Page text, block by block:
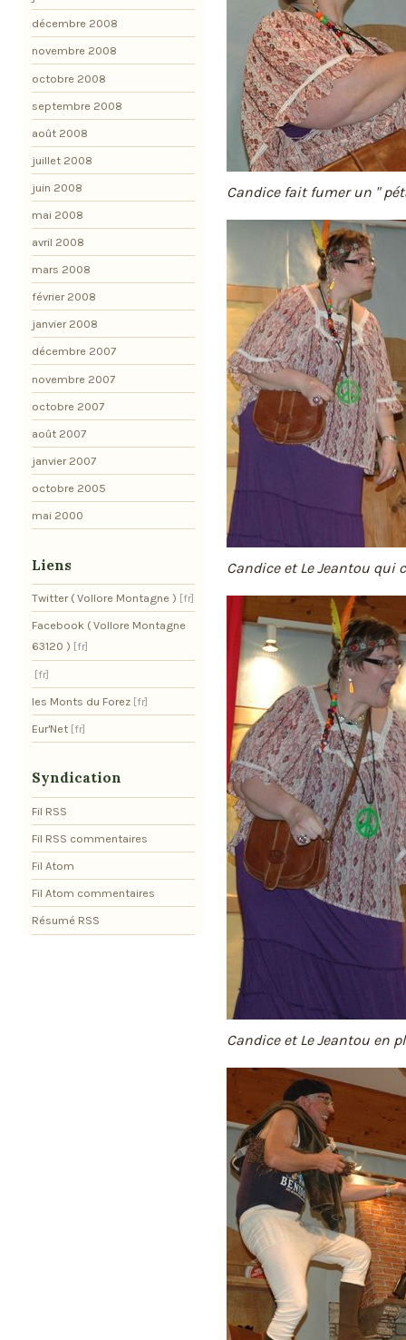
Candice fait fumer un "
Candice et Le Jeantou qui
Candice et Le Jeantou en
décembre 2008
novembre 2008
octobre 2008
septembre 2008
août 2008
juillet 2008
juin 2008
mai 2008
avril 2008
mars 2008
février 2008
janvier 2008
décembre 2007
novembre 2007
octobre 2007
août 2007
janvier 2007
octobre 2005
mai 2000
Liens
Twitter ( Vollore Montagne )
Facebook ( Vollore Montagne
63120 )
les Monts du Forez
Eur'Net
Syndication
Fil RSS
Fil RSS commentaires
Fil Atom
Fil Atom commentaires
Résumé RSS